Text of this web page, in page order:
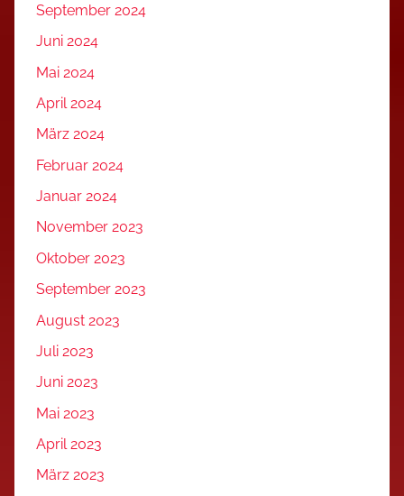
September 2024
Juni 2024
Mai 2024
April 2024
März 2024
Februar 2024
Januar 2024
November 2023
Oktober 2023
September 2023
August 2023
Juli 2023
Juni 2023
Mai 2023
April 2023
März 2023